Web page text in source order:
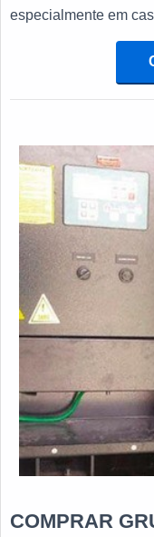
especialmente em
a falta de
GERADORES DE
de contar com uma
irá disponibilizar a
COMPRAR